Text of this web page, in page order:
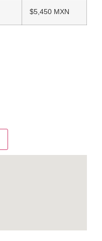
$5,450 MXN